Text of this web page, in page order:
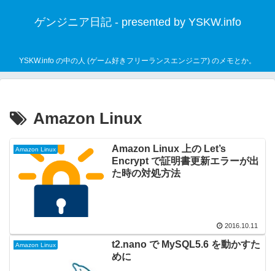
ゲンジニア日記 - presented by YSKW.info
YSKW.info の中の人 (ゲーム好きフリーランスエンジニア) のメモとか。
Amazon Linux
Amazon Linux
Amazon Linux 上の Let’s
Encrypt で証明書更新エラーが出
た時の対処方法
2016.10.11
Amazon Linux
t2.nano で MySQL5.6 を動かすた
めに